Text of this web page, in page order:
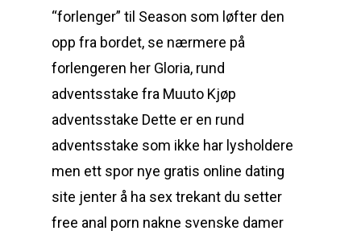
“forlenger” til Season som løfter den
opp fra bordet, se nærmere på
forlengeren her Gloria, rund
adventsstake fra Muuto Kjøp
adventsstake Dette er en rund
adventsstake som ikke har lysholdere
men ett spor nye gratis online dating
site jenter å ha sex trekant du setter
free anal porn nakne svenske damer